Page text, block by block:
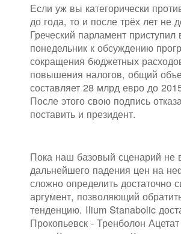
Если уж вы категорически
до года, то и после трёх лет не
Греческий парламент приступил
понедельник к обсуждению
сокращения бюджетных
повышения налогов, общий
составляет 28 млрд евро до
После этого свою подпись
поставить и президент.
Пока наш базовый сценарий не
дальнейшего падения цен на
сложно определить достаточно
аргумент, позволяющий
тенденцию. Ilium Stanabolic
Прокопьевск - Тренболон